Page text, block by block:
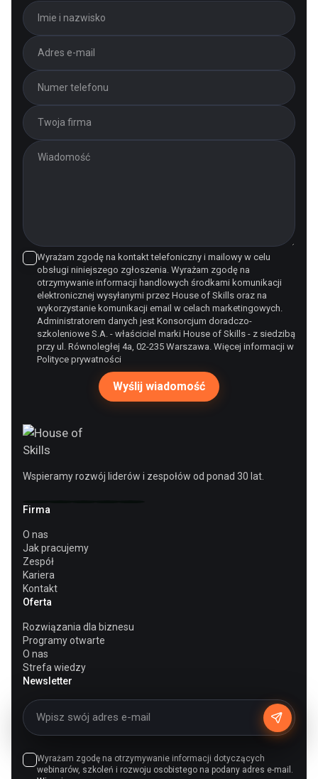
Wyrażam zgodę na kontakt telefoniczny i mailowy w celu
obsługi niniejszego zgłoszenia. Wyrażam zgodę na
otrzymywanie informacji handlowych środkami komunikacji
elektronicznej wysyłanymi przez House of Skills oraz na
wykorzystanie komunikacji email w celach marketingowych.
Administratorem danych jest Konsorcjum doradczo-
szkoleniowe S.A. - właściciel marki House of Skills - z siedzibą
przy ul. Równoległej 4a, 02-235 Warszawa. Więcej informacji w
Polityce prywatności
Wspieramy rozwój liderów i zespołów od ponad 30 lat.
Firma
O nas
Jak pracujemy
Zespół
Kariera
Kontakt
Oferta
Rozwiązania dla biznesu
Programy otwarte
O nas
Strefa wiedzy
Newsletter
Wyrażam zgodę na otrzymywanie informacji dotyczących
webinarów, szkoleń i rozwoju osobistego na podany adres e-mail.